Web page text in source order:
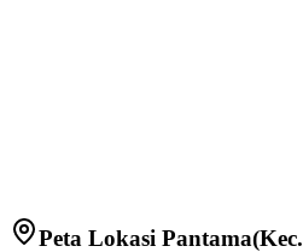
Peta Lokasi Pantama(Kec.